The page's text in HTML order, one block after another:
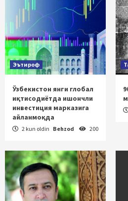
Эътироф
Ўзбекистон янги глобал
иқтисодиётда ишончли
инвестиция марказига
айланмоқда
2 kun oldin Behzod 200